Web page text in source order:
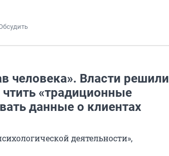
человека». Власти решили
чтить «традиционные
данные о клиентах
деятельности»,